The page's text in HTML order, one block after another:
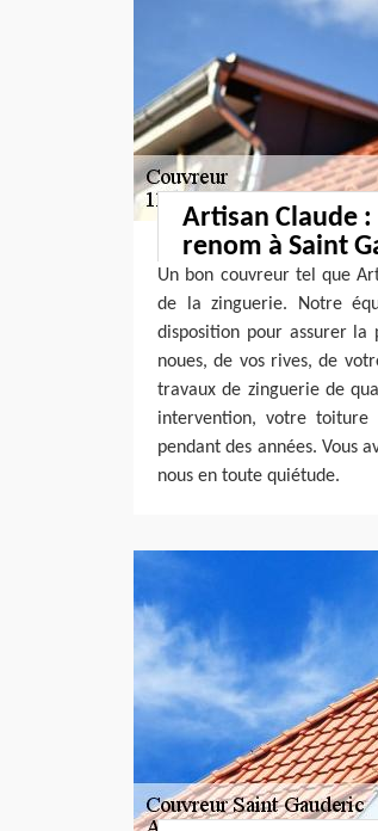
Artisan Claude
renom à Saint
Un bon couvreur tel que
de la zinguerie. Notre
disposition pour assurer la
noues, de vos rives, de
travaux de zinguerie de
intervention, votre toiture
pendant des années. Vous
nous en toute quiétude.